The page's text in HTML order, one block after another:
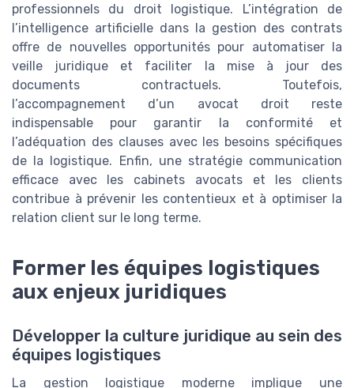
professionnels du droit logistique. L’intégration de
l’intelligence artificielle dans la gestion des contrats
offre de nouvelles opportunités pour automatiser la
veille juridique et faciliter la mise à jour des
documents contractuels. Toutefois,
l’accompagnement d’un avocat droit reste
indispensable pour garantir la conformité et
l’adéquation des clauses avec les besoins spécifiques
de la logistique. Enfin, une stratégie communication
efficace avec les cabinets avocats et les clients
contribue à prévenir les contentieux et à optimiser la
relation client sur le long terme.
Former les équipes logistiques
aux enjeux juridiques
Développer la culture juridique au sein des
équipes logistiques
La gestion logistique moderne implique une